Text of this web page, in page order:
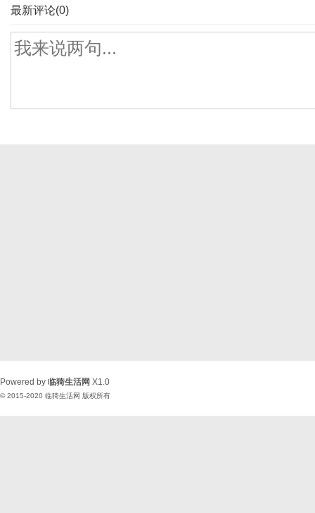
最新评论(0)
Powered by 临猗生活网 X1.0
© 2015-2020 临猗生活网 版权所有